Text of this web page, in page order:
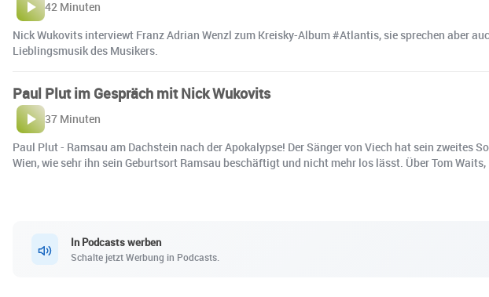
42 Minuten
Nick Wukovits interviewt Franz Adrian Wenzl zum Kreisky-Album #Atlantis, sie sprechen aber
Lieblingsmusik des Musikers.
Paul Plut im Gespräch mit Nick Wukovits
37 Minuten
Paul Plut - Ramsau am Dachstein nach der Apokalypse! Der Sänger von Viech hat sein
Wien, wie sehr ihn sein Geburtsort Ramsau beschäftigt und nicht mehr los lässt. Über Tom
In Podcasts werben
Schalte jetzt Werbung in Podcasts.